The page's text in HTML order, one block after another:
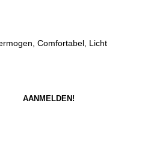
Comfortabel, Licht